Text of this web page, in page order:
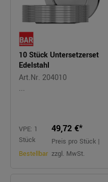
10 Stück Untersetzerset
Edelstahl
Art.Nr. 204010
...
VPE: 1
Stück
Bestellbar
49,72 €*
Preis pro Stück |
zzgl. MwSt.